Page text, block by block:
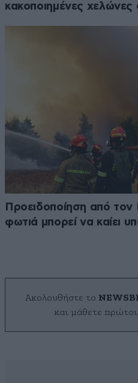
κακοποιημένες
Προειδοποίηση από
φωτιά μπορεί να καίει
Ακολουθήστε το
και μάθετε πρώτοι